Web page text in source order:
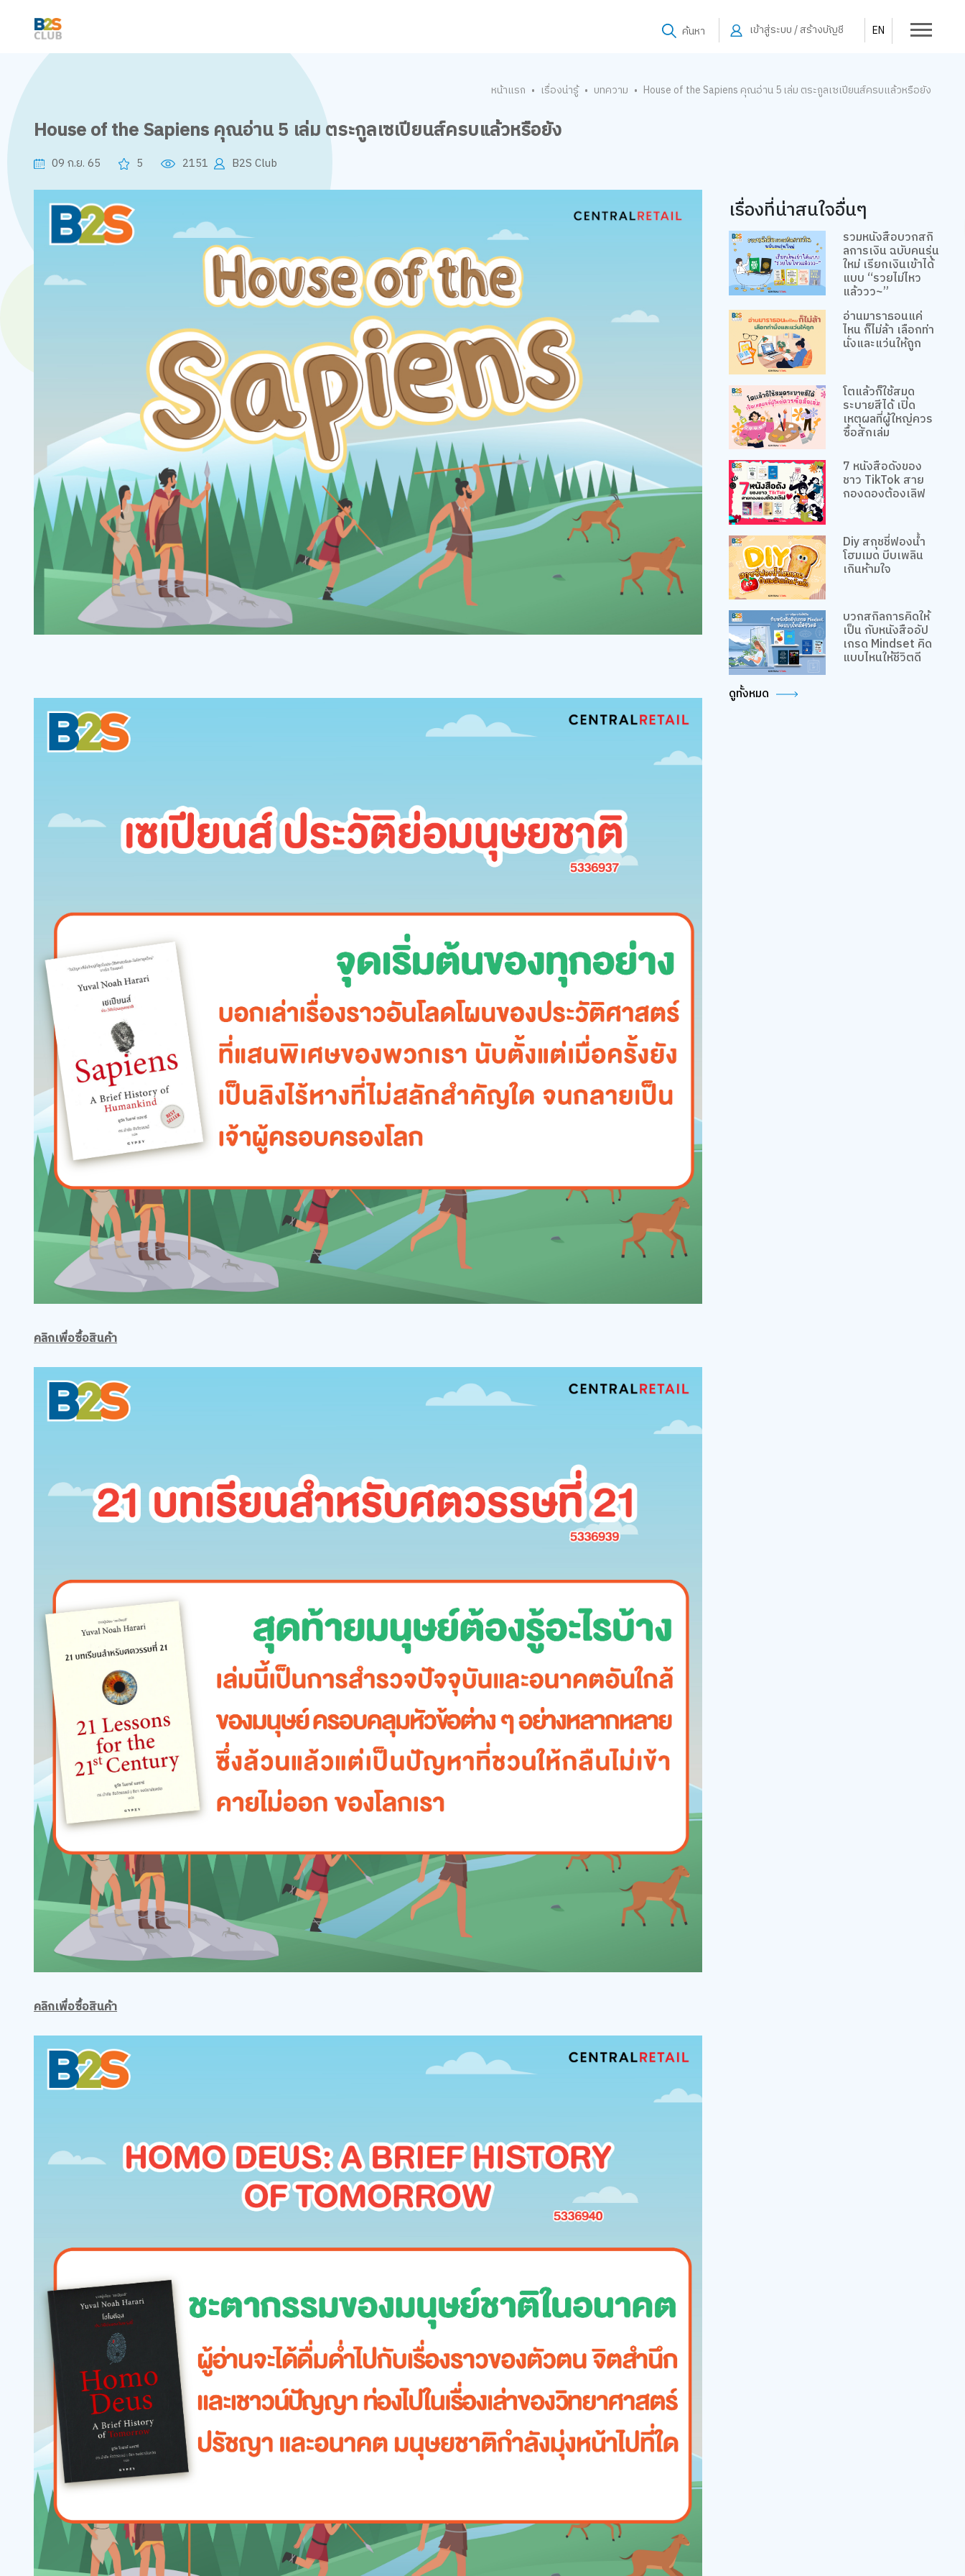
ค้นหา เข้าสู่ระบบ / สร้างบัญชี EN
หน้าแรก • เรื่องน่ารู้ • บทความ • House of the Sapiens คุณอ่าน 5 เล่ม ตระกูลเซเปียนส์ครบแล้วหรือยัง
House of the Sapiens คุณอ่าน 5 เล่ม ตระกูลเซเปียนส์ครบแล้วหรือยัง
09 ก.ย. 65 5 2151 B2S Club
คลิกเพื่อซื้อสินค้า
คลิกเพื่อซื้อสินค้า
เรื่องที่น่าสนใจอื่นๆ
รวมหนังสือบวกสกิ
ลการเงิน ฉบับคนรุ่น
ใหม่ เรียกเงินเข้าได้
แบบ “รวยไม่ไหว
แล้ววว~”
อ่านมาราธอนแค่
ไหน ก็ไม่ล้า เลือกท่า
นั่งและแว่นให้ถูก
โตแล้วก็ใช้สมุด
ระบายสีได้ เปิด
เหตุผลที่ผู้ใหญ่ควร
ซื้อสักเล่ม
7 หนังสือดังของ
ชาว TikTok สาย
กองดองต้องเลิฟ
Diy สกุชชี่ฟองน้ำ
โฮมเมด บีบเพลิน
เกินห้ามใจ
บวกสกิลการคิดให้
เป็น กับหนังสืออัป
เกรด Mindset คิด
แบบไหนให้ชีวิตดี
ดูทั้งหมด